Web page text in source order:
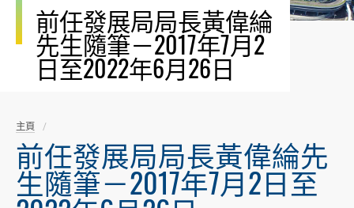
前任發展局局長黃偉綸
先生隨筆－2017年7月2
日至2022年6月26日
主頁
前任發展局局長黃偉綸先
生隨筆－2017年7月2日至